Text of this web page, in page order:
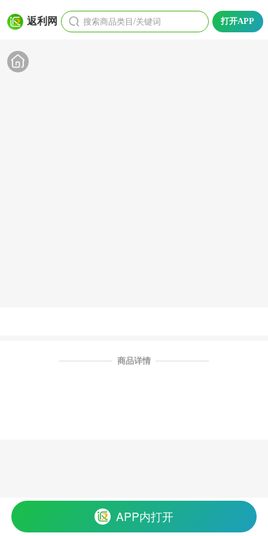
返利网 搜索商品类目/关键词 打开APP
商品详情
APP内打开